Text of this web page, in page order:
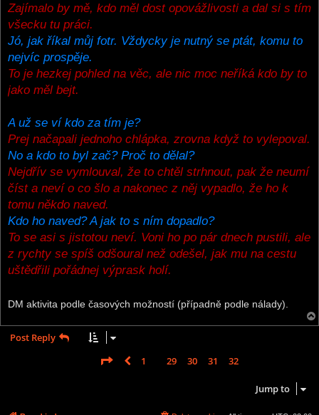
Zajímalo by mě, kdo měl dost opovážlivosti a dal si s tím
všecku tu práci.
Jó, jak říkal můj fotr. Vždycky je nutný se ptát, komu to
nejvíc prospěje.
To je hezkej pohled na věc, ale nic moc neříká kdo by to
jako měl bejt.
A už se ví kdo za tím je?
Prej načapali jednoho chlápka, zrovna když to vylepoval.
No a kdo to byl zač? Proč to dělal?
Nejdřív se vymlouval, že to chtěl strhnout, pak že neumí
číst a neví o co šlo a nakonec z něj vypadlo, že ho k
tomu někdo naved.
Kdo ho naved? A jak to s ním dopadlo?
To se asi s jistotou neví. Voni ho po pár dnech pustili, ale
z rychty se spíš odšoural než odešel, jak mu na cestu
uštědřili pořádnej výprask holí.
DM aktivita podle časových možností (případně podle nálady).
Post Reply
Page 33 33
Previous
1 29 30 31 32
Jump to